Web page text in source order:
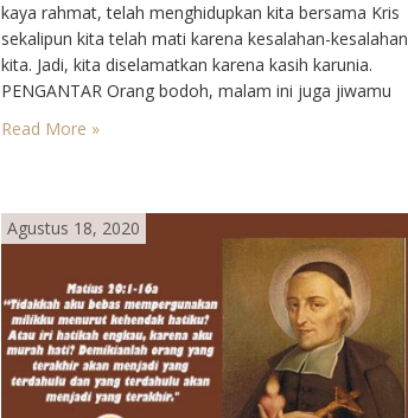
kaya rahmat, telah menghidupkan kita bersama Kris
sekalipun kita telah mati karena kesalahan-kesalahan
kita. Jadi, kita diselamatkan karena kasih karunia.
PENGANTAR Orang bodoh, malam ini juga jiwamu
akan diambil. Bagi sipakah nanti apa yang telah
Kausediakan itu?” Injil membuat kita kaya di hadapan
Read More »
Agustus 18, 2020